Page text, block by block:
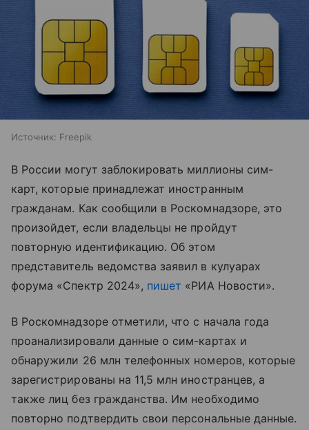
Источник: Freepik
В России могут заблокировать миллионы сим-
карт, которые принадлежат иностранным
гражданам. Как сообщили в Роскомнадзоре, это
произойдет, если владельцы не пройдут
повторную идентификацию. Об этом
представитель ведомства заявил в кулуарах
форума «Спектр 2024», пишет «РИА Новости».
В Роскомнадзоре отметили, что с начала года
проанализировали данные о сим-картах и
обнаружили 26 млн телефонных номеров, которые
зарегистрированы на 11,5 млн иностранцев, а
также лиц без гражданства. Им необходимо
повторно подтвердить свои персональные данные.